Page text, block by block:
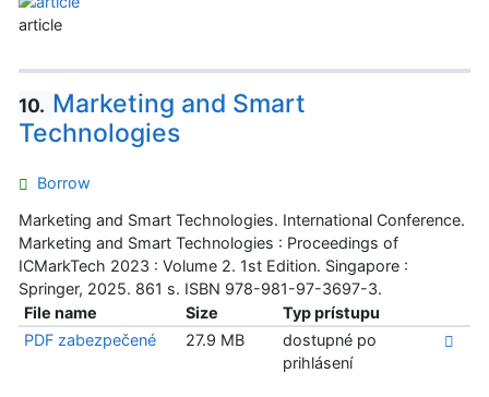
article
10. Marketing and Smart
Technologies
Borrow
Marketing and Smart Technologies. International Conference.
Marketing and Smart Technologies : Proceedings of
ICMarkTech 2023 : Volume 2. 1st Edition. Singapore :
Springer, 2025. 861 s. ISBN 978-981-97-3697-3.
File name
Size
Typ prístupu
PDF zabezpečené
27.9 MB
dostupné po
prihlásení